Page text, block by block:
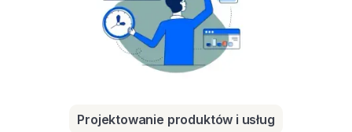
Projektowanie produktów i usług